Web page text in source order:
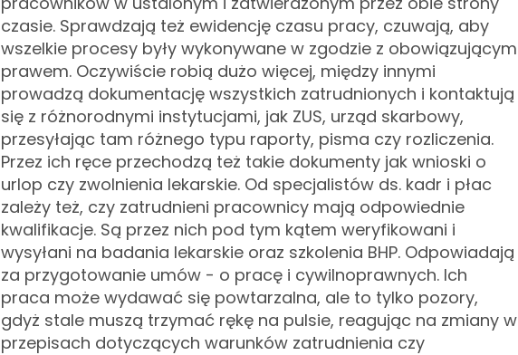
czasie. Sprawdzają też ewidencję czasu pracy, czuwają, aby
wszelkie procesy były wykonywane w zgodzie z obowiązującym
prawem. Oczywiście robią dużo więcej, między innymi
prowadzą dokumentację wszystkich zatrudnionych i kontaktują
się z różnorodnymi instytucjami, jak ZUS, urząd skarbowy,
przesyłając tam różnego typu raporty, pisma czy rozliczenia.
Przez ich ręce przechodzą też takie dokumenty jak wnioski o
urlop czy zwolnienia lekarskie. Od specjalistów ds. kadr i płac
zależy też, czy zatrudnieni pracownicy mają odpowiednie
kwalifikacje. Są przez nich pod tym kątem weryfikowani i
wysyłani na badania lekarskie oraz szkolenia BHP. Odpowiadają
za przygotowanie umów - o pracę i cywilnoprawnych. Ich
praca może wydawać się powtarzalna, ale to tylko pozory,
gdyż stale muszą trzymać rękę na pulsie, reagując na zmiany w
przepisach dotyczących warunków zatrudnienia czy